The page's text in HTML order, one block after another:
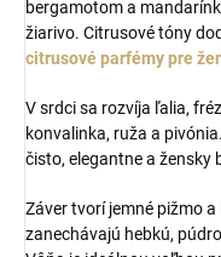
bergamotom a
žiarivo. Citrusové tóny
citrusové parfémy pre
V srdci sa rozvíja ľalia,
konvalinka, ruža a
čisto, elegantne a žensky
Záver tvorí jemné pižmo
zanechávajú hebkú,